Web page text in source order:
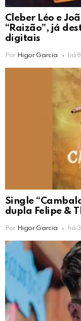
Cleber Léo e
“Raizão”, já
digitais
Por Higor Garcia há
Single
dupla Felipe &
Por Higor Garcia há